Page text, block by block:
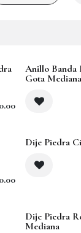
Anillo Banda
Gota Mediana
Dije Piedra
Dije Piedra
Mediana